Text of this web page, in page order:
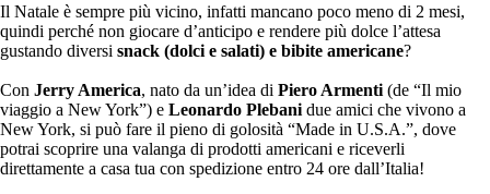
Il Natale è sempre più vicino, infatti mancano poco meno di 2 mesi,
quindi perché non giocare d’anticipo e rendere più dolce l’attesa
gustando diversi snack (dolci e salati) e bibite americane?
Con Jerry America, nato da un’idea di Piero Armenti (de “Il mio
viaggio a New York”) e Leonardo Plebani due amici che vivono a
New York, si può fare il pieno di golosità “Made in U.S.A.”, dove
potrai scoprire una valanga di prodotti americani e riceverli
direttamente a casa tua con spedizione entro 24 ore dall’Italia!